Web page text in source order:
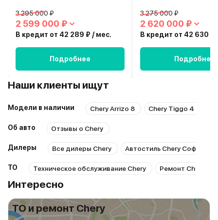
3 295 000 ₽
2 599 000 ₽
В кредит от 42 289 ₽ / мес.
Подробнее
3 275 000 ₽
2 620 000 ₽
В кредит от 42 630 ₽
Подробнее
Наши клиенты ищут
Модели в наличии Chery Arrizo 8 Chery Tiggo 4
Об авто Отзывы о Chery
Дилеры Все дилеры Chery Автостиль Chery Софийская
ТО Техническое обслуживание Chery Ремонт Chery
Интересно
ТО и ремонт Chery